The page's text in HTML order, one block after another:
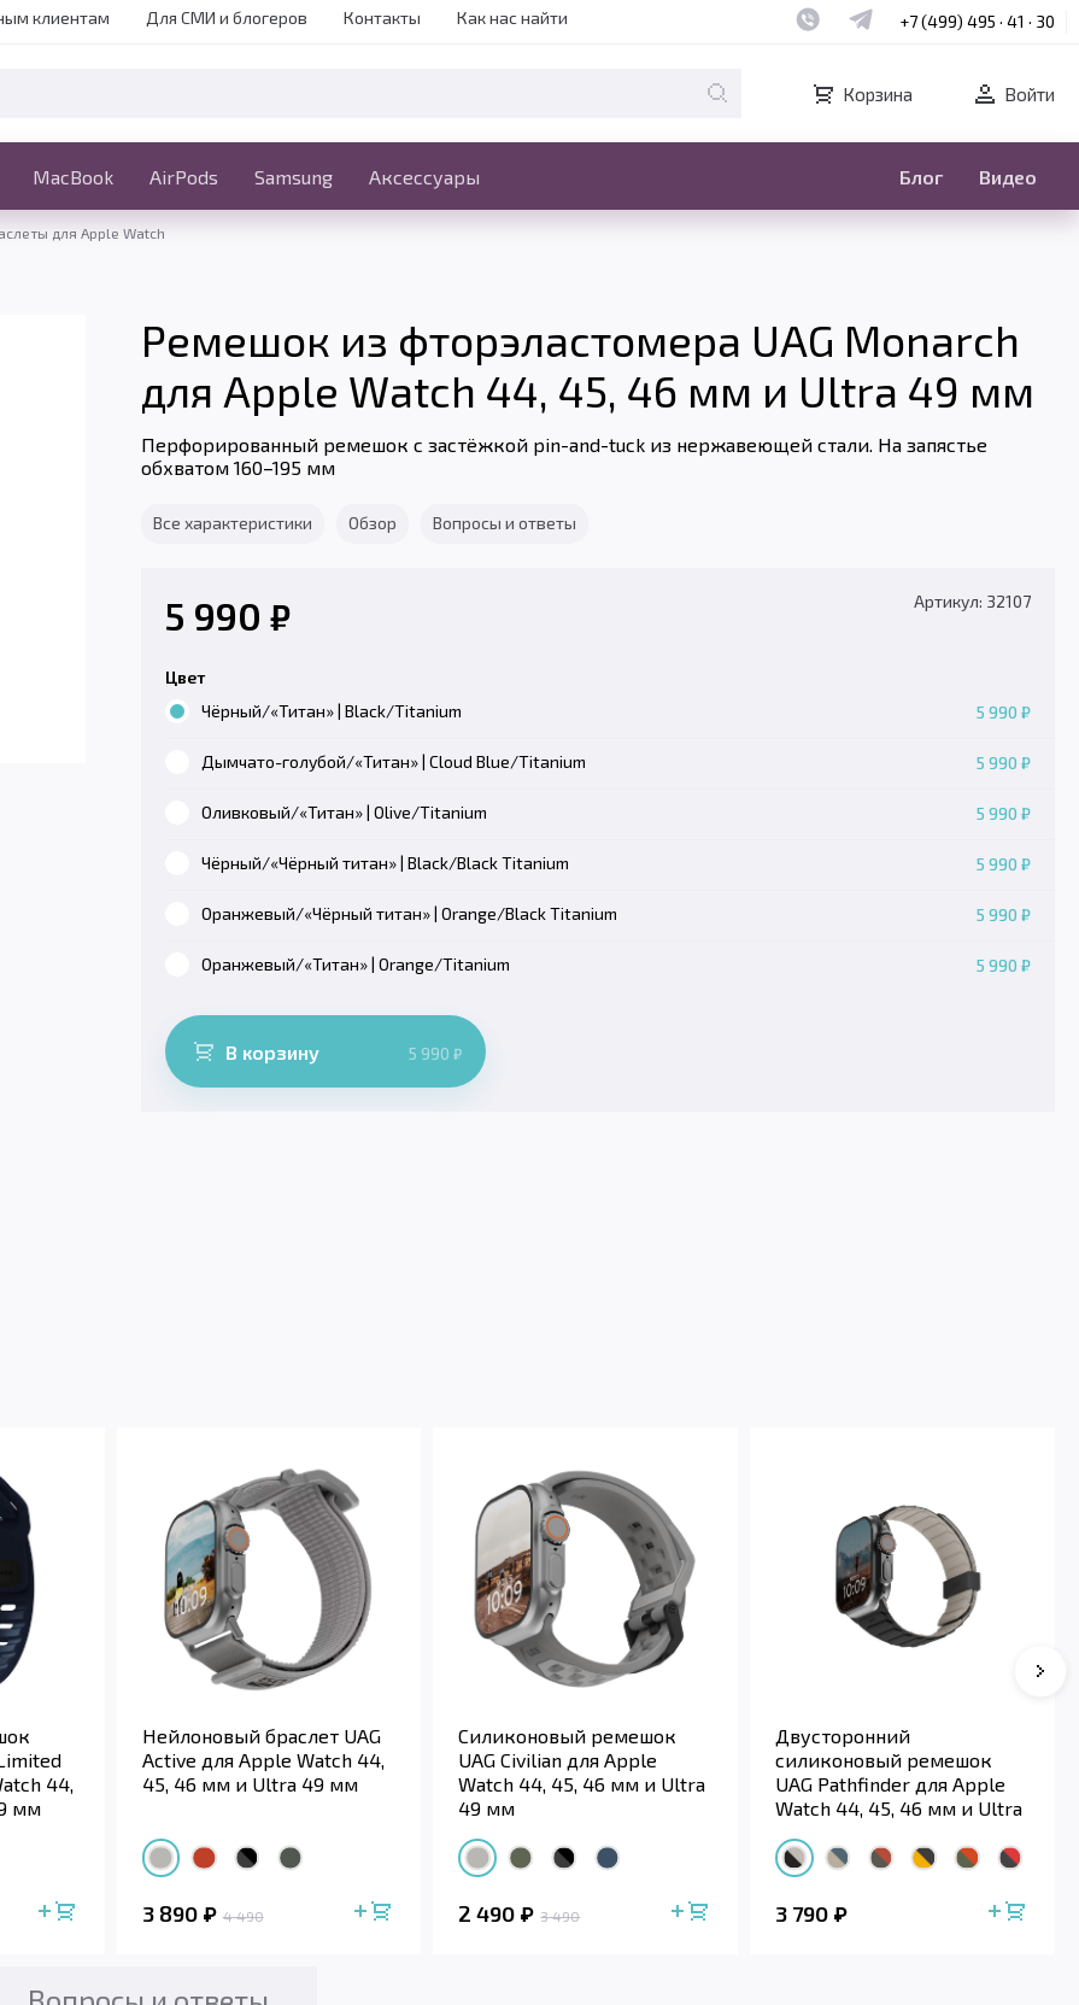
клиентам Для СМИ и блогеров Контакты Как нас найти Наш whatsapp
Наш telegram
+7 (499) 495 · 41 · 30
Корзина Войти
MacBook AirPods Samsung Аксессуары Блог Видео
iPhone MacBook Ещё
для Apple Watch
Ремешок из фторэластомера UAG Monarch
для Apple Watch 44, 45, 46 мм и Ultra 49 мм
Перфорированный ремешок с застёжкой pin-and-tuck из нержавеющей стали. На запястье
обхватом 160–195 мм
Все характеристики Обзор Вопросы и ответы
5 990 ₽ Артикул: 32107
Цвет
Чёрный/«Титан» | Black/Titanium
5 990 ₽
Дымчато-голубой/«Титан» | Cloud Blue/Titanium 5 990 ₽
Оливковый/«Титан» | Olive/Titanium 5 990 ₽
Чёрный/«Чёрный титан» | Black/Black Titanium 5 990 ₽
Оранжевый/«Чёрный титан» | Orange/Black Titanium 5 990 ₽
Оранжевый/«Титан» | Orange/Titanium 5 990 ₽
В корзину 5 990 ₽
44,
мм
Нейлоновый браслет UAG
Active для Apple Watch 44,
45, 46 мм и Ultra 49 мм
3 890 4 490
Силиконовый ремешок
UAG Civilian для Apple
Watch 44, 45, 46 мм и Ultra
49 мм
2 490 3 490
Двусторонний
силиконовый ремешок
UAG Pathfinder для Apple
Watch 44, 45, 46 мм и Ultra
3 790